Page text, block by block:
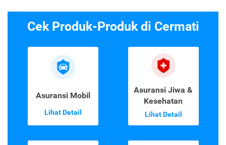
Cek Produk-Produk di Cermati
Asuransi Mobil
Lihat Detail
Asuransi Jiwa &
Kesehatan
Lihat Detail